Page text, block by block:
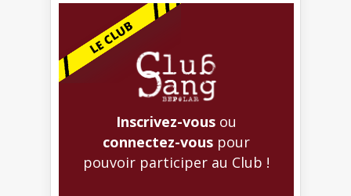
Inscrivez-vous ou
connectez-vous pour
pouvoir participer au Club !